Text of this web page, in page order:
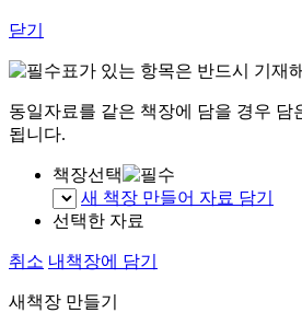
닫기
표가 있는 항목은 반드시 기재
동일자료를 같은 책장에 담을 경우 담
됩니다.
책장선택
새 책장 만들어 자료 담기
선택한 자료
취소 내책장에 담기
새책장 만들기